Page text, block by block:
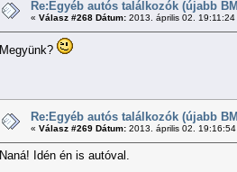
Re:Egyéb autós találkozók (újabb
« Válasz #268 Dátum: 2013. április 02. 19:11:24
Megyünk?
Re:Egyéb autós találkozók (újabb
« Válasz #269 Dátum: 2013. április 02.
Naná! Idén én is autóval.